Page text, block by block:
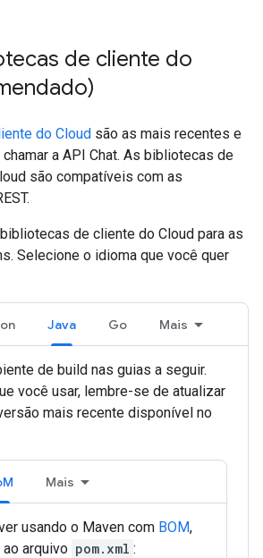
de cliente do
do Cloud são as mais recentes e
a API Chat. As bibliotecas de
são compatíveis com as
de cliente do Cloud para as
Selecione o idioma que você quer
Java Go Mais
de build nas guias a seguir.
você usar, lembre-se de atualizar
mais recente disponível no
Mais
usando o Maven com BOM,
arquivo pom.xml :